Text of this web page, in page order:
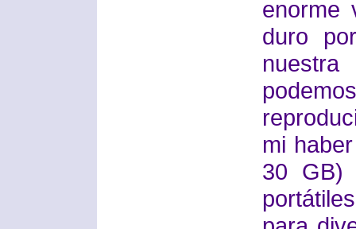
enorme
duro
mi
30 GB)